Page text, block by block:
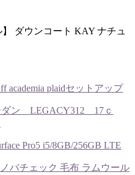
ダウンコート KAY ナチュ
academia plaidセットアップ
ン LEGACY312 17ｃ
Pro5 i5/8GB/256GB LTE
バチェック 毛布 ラムウール